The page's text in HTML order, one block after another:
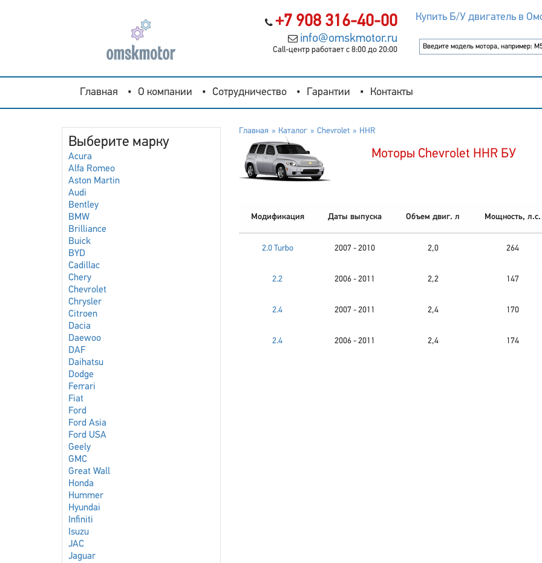
+7 908 316-40-00
info@omskmotor.ru
Call-центр работает с 8:00 до 20:00
Купить Б/У двигатель в
Главная О компании Сотрудничество Гарантии Контакты
Выберите марку
Acura
Alfa Romeo
Aston Martin
Audi
Bentley
BMW
Brilliance
Buick
BYD
Cadillac
Chery
Chevrolet
Chrysler
Citroen
Dacia
Daewoo
DAF
Daihatsu
Dodge
Ferrari
Fiat
Ford
Ford Asia
Ford USA
Geely
GMC
Great Wall
Honda
Hummer
Hyundai
Infiniti
Isuzu
JAC
Jaguar
Главная Каталог Chevrolet HHR
Моторы Chevrolet HHR БУ
Модификация Даты выпуска Объем двиг. л Мощность, л.с.
2.0 Turbo 2007 - 2010 2,0 264
2.2 2006 - 2011 2,2 147
2.4 2007 - 2011 2,4 170
2.4 2006 - 2011 2,4 174